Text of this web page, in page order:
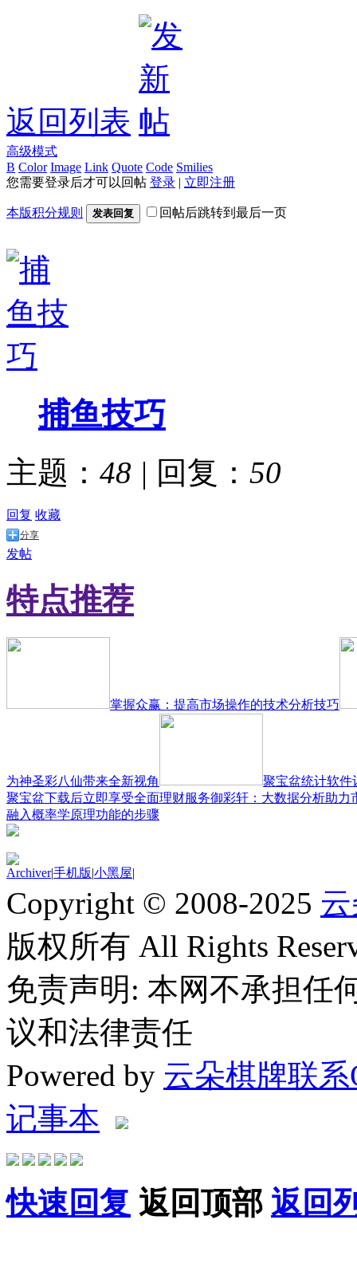
返回列表
高级模式
B Color Image Link Quote Code Smilies
您需要登录后才可以回帖 登录 | 立即注册
本版积分规则 发表回复 回帖后跳转到最后一页
捕鱼技巧
主题： 48 | 回复： 50
回复 收藏
分享
发帖
特点推荐
掌握众赢：提高市场操作的技术分析技巧
为神圣彩八仙带来全新视角
聚宝盆统计软件
聚宝盆下载后立即享受全面理财服务御彩轩：大数据分析助力
融入概率学原理功能的步骤
Archiver|手机版|小黑屋|
Copyright © 2008-2025
版权所有 All Rights
免责声明: 本网不承担任
议和法律责任
Powered by 云朵棋牌联系
记事本
快速回复 返回顶部 返回